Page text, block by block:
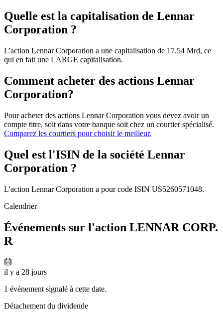
Quelle est la capitalisation de Lennar
Corporation ?
L'action Lennar Corporation a une capitalisation de 17.54 Mrd, ce
qui en fait une LARGE capitalisation.
Comment acheter des actions Lennar
Corporation?
Pour acheter des actions Lennar Corporation vous devez avoir un
compte titre, soit dans votre banque soit chez un courtier spécialisé.
Comparez les courtiers pour choisir le meilleur.
Quel est l'ISIN de la société Lennar
Corporation ?
L'action Lennar Corporation a pour code ISIN US5260571048.
Calendrier
Événements sur l'action LENNAR CORP.
R
il y a 28 jours
1 événement signalé à cette date.
Détachement du dividende